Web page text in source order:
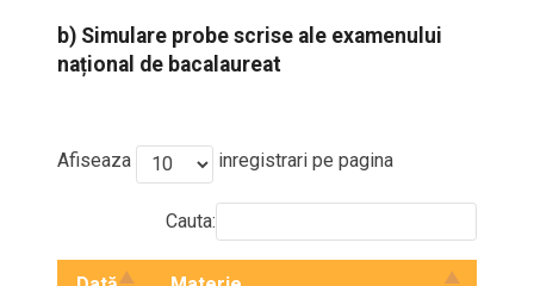
b) Simulare probe scrise ale examenului
național de bacalaureat
Afiseaza inregistrari pe pagina
Cauta: